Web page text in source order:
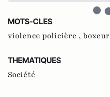
MOTS-CLES
violence policière , boxeur
THEMATIQUES
Société